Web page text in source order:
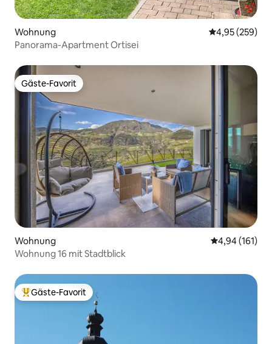
Wohnung
4,95 (259)
Panorama-Apartment Ortisei
Gäste-Favorit
Gäste-Favorit
Wohnung
4,94 (161)
Wohnung 16 mit Stadtblick
Beliebter Gäste-Favorit.
Gäste-Favorit